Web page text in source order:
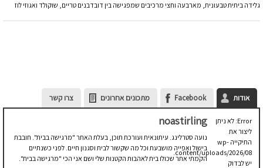
גלידה ביתית טבעונית, מארבעה וחצי מרכיבים שמפגישה בין דובדבנים טריים, שוקולד ואגוזי לוז
אודות Facebook מתכונים אחרונים צרו קשר
Error: לא ניתן
ליצור את
התיקייה wp-
content/uploads/2026/08.
יש לבדוק
noastirling
נועה סטרלינג. עיתונאית ועורכת תוכן, בעלת האתר "מרגישה בבית". חובבת
בישול ואפייה מושבעת וכל מה שקשור לבית וסגנון חיים. לפני כשנתיים
הקמתי אתר שכולו בית לאהבות הקטנות שלי ושם אני הכי "מרגישה בבית".